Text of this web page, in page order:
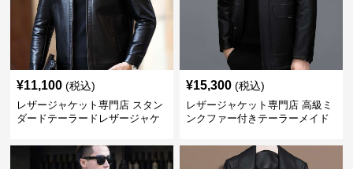
¥11,100 (税込)
レザージャケット専門店 スタン
ダードテーラードレザージャケ
¥15,300 (税込)
レザージャケット専門店 高級ミ
ンクファー付きテーラーメイド